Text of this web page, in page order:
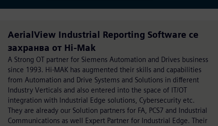
AerialView Industrial Reporting Software се
захранва от Hi-Mak
A Strong OT partner for Siemens Automation and Drives business
since 1993. Hi-MAK has augmented their skills and capabilities
from Automation and Drive Systems and Solutions in different
Industry Verticals and also entered into the space of IT/OT
integration with Industrial Edge solutions, Cybersecurity etc.
They are already our Solution partners for FA, PCS7 and Industrial
Communications as well Expert Partner for Industrial Edge. Their